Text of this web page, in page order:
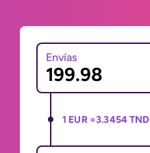
Envías
1 EUR =3.3454 TND